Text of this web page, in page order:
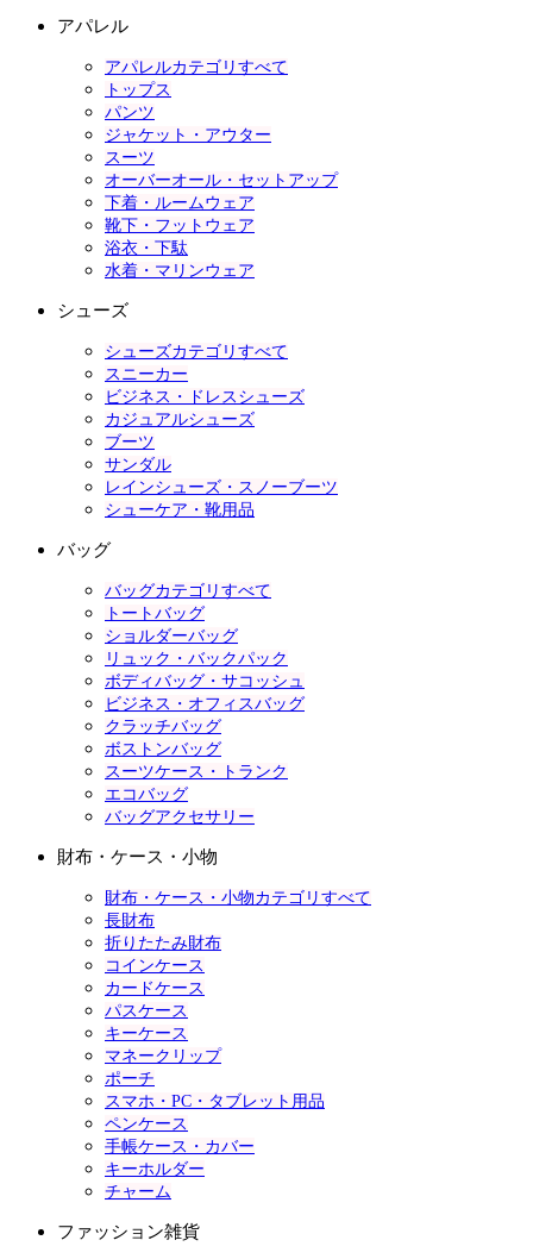
アパレル
アパレルカテゴリすべて
トップス
パンツ
ジャケット・アウター
スーツ
オーバーオール・セットアップ
下着・ルームウェア
靴下・フットウェア
浴衣・下駄
水着・マリンウェア
シューズ
シューズカテゴリすべて
スニーカー
ビジネス・ドレスシューズ
カジュアルシューズ
ブーツ
サンダル
レインシューズ・スノーブーツ
シューケア・靴用品
バッグ
バッグカテゴリすべて
トートバッグ
ショルダーバッグ
リュック・バックパック
ボディバッグ・サコッシュ
ビジネス・オフィスバッグ
クラッチバッグ
ボストンバッグ
スーツケース・トランク
エコバッグ
バッグアクセサリー
財布・ケース・小物
財布・ケース・小物カテゴリすべて
長財布
折りたたみ財布
コインケース
カードケース
パスケース
キーケース
マネークリップ
ポーチ
スマホ・PC・タブレット用品
ペンケース
手帳ケース・カバー
キーホルダー
チャーム
ファッション雑貨